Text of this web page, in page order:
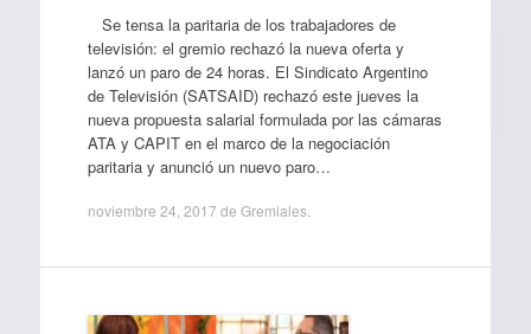
Se tensa la paritaria de los trabajadores de
televisión: el gremio rechazó la nueva oferta y
lanzó un paro de 24 horas. El Sindicato Argentino
de Televisión (SATSAID) rechazó este jueves la
nueva propuesta salarial formulada por las cámaras
ATA y CAPIT en el marco de la negociación
paritaria y anunció un nuevo paro…
noviembre 24, 2017 de Gremiales.